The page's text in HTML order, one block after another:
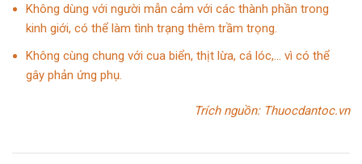
Không dùng với người mẫn cảm với các thành phần trong
kinh giới, có thể làm tình trạng thêm trầm trọng.
Không cùng chung với cua biển, thịt lừa, cá lóc,… vì có thể
gây phản ứng phụ.
Trích nguồn: Thuocdantoc.vn